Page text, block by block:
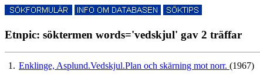
Etnpic: söktermen words='vedskjul' gav 2 träffar
1. Enklinge, Asplund.Vedskjul.Plan och skärning mot norr. (1967)